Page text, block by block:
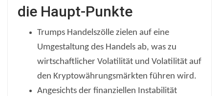
die Haupt-Punkte
Trumps Handelszölle zielen auf eine
Umgestaltung des Handels ab, was zu
wirtschaftlicher Volatilität und Volatilität auf
den Kryptowährungsmärkten führen wird.
Angesichts der finanziellen Instabilität